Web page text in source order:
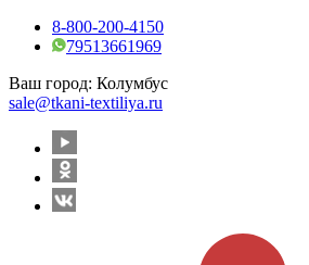
8-800-200-4150
79513661969
Ваш город: Колумбус
sale@tkani-textiliya.ru